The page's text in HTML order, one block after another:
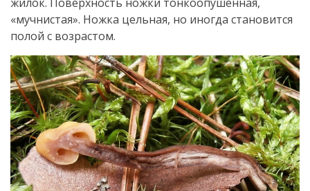
«мучнистая». Ножка цельная, но иногда становится
полой с возрастом.